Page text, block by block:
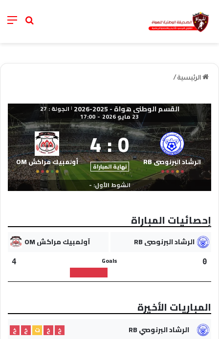
خانة
الرئيسية /
القسم الوطني هواة - 2025-2026 | الجولة : 27
23 مايو 2026 -
17:00
الرشاد البرنوصي RB 0
:
4
نهاية المباراة أولمبيك مراكش OM
الشوط الأول: -
إحصائيات المباراة
الرشاد البرنوصي RB أولمبيك مراكش OM
0
Goals
4
المباريات الأخيرة
الرشاد البرنوصي RB خ خ ت خ
خ